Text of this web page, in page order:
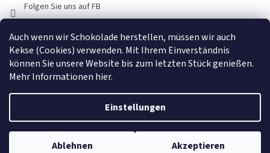
Auch wenn wir Schokolade herstellen, müssen wir auch
Kekse (Cookies) verwenden. Mit Ihrem Einverständnis
können Sie unsere Website bis zum letzten Stück genießen.
Mehr Informationen hier.
Einstellungen
Ablehnen Akzeptieren
Folgen Sie uns auf FB
@cokolandiacz
Erstellt von Shoptet
Copyright 2026 . Alle Rechte vorbehalten.